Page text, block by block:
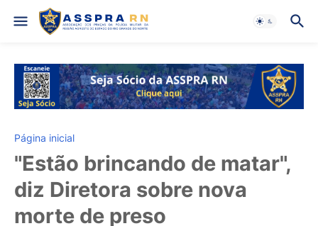
Página inicial
"Estão brincando de matar",
diz Diretora sobre nova
morte de preso